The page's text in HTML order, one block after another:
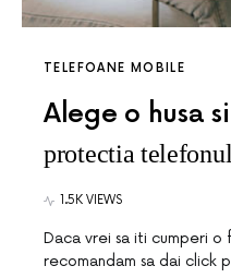
TELEFOANE MOBILE
Alege o husa
protectia
1.5K VIEWS
Daca vrei sa iti cumperi o
recomandam sa dai click